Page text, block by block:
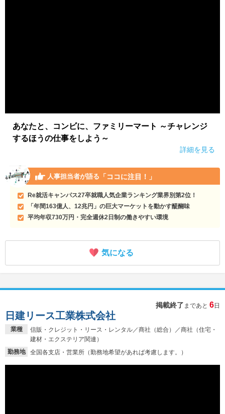
あなたと、コンビに、ファミリーマート ～チャレンジ
するほうの仕事をしよう～
詳細を見る
人事担当者が語る 「ココに注目！」
Re就活キャンパス27卒就職人気企業ランキング業界別第2位！
「年間163億人、12兆円」の巨大マーケットを動かす醍醐味
平均年収730万円・完全週休2日制の働きやすい環境
気になる
掲載終了 まであと 6日
業種
信販・クレジット・リース・レンタル／商社（総合）／商社（住宅・
建材・エクステリア関連）
勤務地
全国各支店・営業所（勤務地希望があれば考慮します。）
日建リース工業株式会社